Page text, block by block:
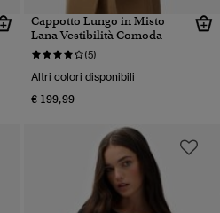
Cappotto Lungo in Misto
Lana Vestibilità Comoda
(5)
Altri colori disponibili
€ 199,99